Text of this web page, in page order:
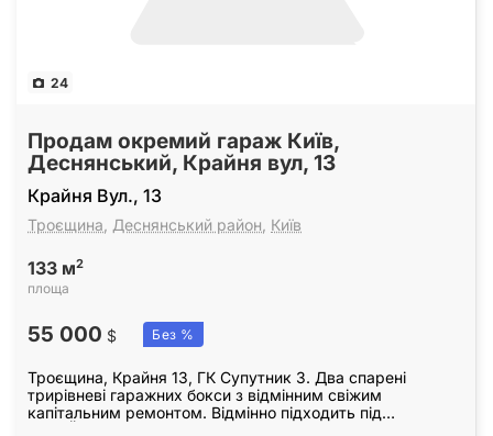
24
Продам окремий гараж Київ,
Деснянський, Крайня вул, 13
Крайня Вул., 13
Троєщина, Деснянський район, Київ
133 м2
площа
55 000 $ Без %
Троєщина, Крайня 13, ГК Супутник 3. Два спарені
трирівневі гаражних бокси з відмінним свіжим
капітальним ремонтом. Відмінно підходить під